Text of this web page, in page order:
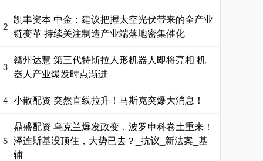
2
凯丰资本 中金：建议把握太空光伏带来的全产业
链变革 持续关注制造产业端落地密集催化
3
赣州达慧 第三代特斯拉人形机器人即将亮相 机
器人产业爆发时点渐进
4 小散配资 突然直线拉升！马斯克突爆大消息！
5
鼎盛配资 乌克兰爆发政变，波罗申科卷土重来！
泽连斯基没顶住，大势已去？_抗议_新法案_基
辅